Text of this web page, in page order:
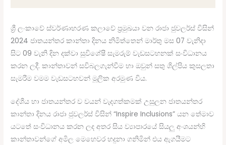
ශ්‍රී ලංකාවේ ස්වර්ණාභරණ කලාවේ ප්‍රමුඛයා වන රාජා ජුවලර්ස් විසින්
2024 ජාතයන්තර කාන්තා දිනය නිමිත්තෙන් මාර්තු මස 07 වැනිදා
සිට 09 වැනි දින දක්වා සුවිශේෂී සැමරුම් වැඩසටහනක් සංවිධානය
කරන ලදී. කාන්තාවන් සවිබලගැන්වීම හා ඔවුන් සතු ශිල්පිය කුසලතා
සැමරීම වමම වැඩසටහවන් මූලික අරමුණ විය.
දේශීය හා ජාතයන්තර ව වයන් වැදගත්කමක් උසුලන ජාතයන්තර
කාන්තා දිනය රාජා ජුවලර්ස් විසින් “Inspire Inclusions” යන තේමාව
යටතේ සංවිධානය කරන ලද අතර සිය ව්‍යාපාරයේ සියලු අංශයන්හි
කාන්තාවන්ගේ අමිල මෙහෙවර හදුනා ගනිමින් එය ඇගයීමට